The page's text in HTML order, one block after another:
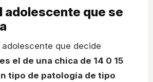
adolescente que se
que decide
es el de una chica de 14 0 15
tipo de patología de tipo